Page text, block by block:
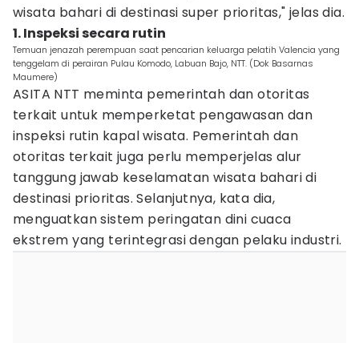
wisata bahari di destinasi super prioritas," jelas dia.
1. Inspeksi secara rutin
Temuan jenazah perempuan saat pencarian keluarga pelatih Valencia yang
tenggelam di perairan Pulau Komodo, Labuan Bajo, NTT. (Dok Basarnas
Maumere)
ASITA NTT meminta pemerintah dan otoritas
terkait untuk memperketat pengawasan dan
inspeksi rutin kapal wisata. Pemerintah dan
otoritas terkait juga perlu memperjelas alur
tanggung jawab keselamatan wisata bahari di
destinasi prioritas. Selanjutnya, kata dia,
menguatkan sistem peringatan dini cuaca
ekstrem yang terintegrasi dengan pelaku industri.